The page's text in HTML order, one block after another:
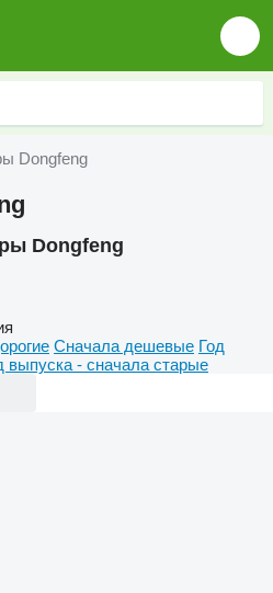
Dongfeng
Dongfeng
Сначала дешевые Год
выпуска - сначала старые